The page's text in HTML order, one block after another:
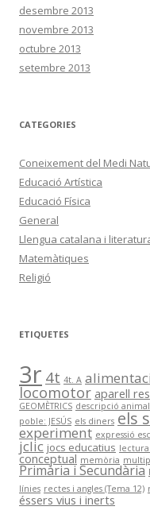
desembre 2013
novembre 2013
octubre 2013
setembre 2013
CATEGORIES
Coneixement del Medi
Educació Artística
Educació Física
General
Llengua catalana i
Matemàtiques
Religió
ETIQUETES
3r 4t 4t. A
locomotor aparell
GEOMÈTRICS descripció
poble: JESÚS els diners els
experiment expressió
jclic jocs educatius
conceptual memòria
Primària i Secundària
línies rectes i angles (Tema 12)
éssers vius i inerts